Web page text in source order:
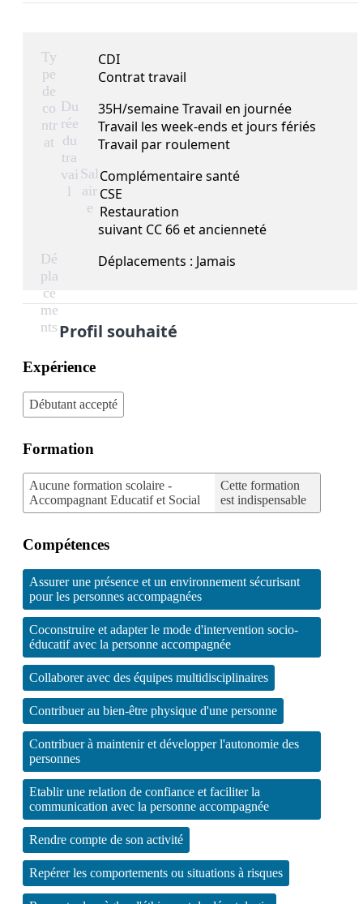
Ty
pe
de
co
ntr
at
CDI
Contrat travail
Du
rée
du
tra
vai
l
35H/semaine Travail en journée
Travail les week-ends et jours fériés
Travail par roulement
Sal
air
e
Complémentaire santé
CSE
Restauration
suivant CC 66 et ancienneté
Dé
pla
ce
me
nts
Déplacements : Jamais
Profil souhaité
Expérience
Débutant accepté
Formation
Aucune formation scolaire -
Accompagnant Educatif et Social
Cette formation
est indispensable
Compétences
Assurer une présence et un environnement sécurisant
pour les personnes accompagnées
Coconstruire et adapter le mode d'intervention socio-
éducatif avec la personne accompagnée
Collaborer avec des équipes multidisciplinaires
Contribuer au bien-être physique d'une personne
Contribuer à maintenir et développer l'autonomie des
personnes
Etablir une relation de confiance et faciliter la
communication avec la personne accompagnée
Rendre compte de son activité
Repérer les comportements ou situations à risques